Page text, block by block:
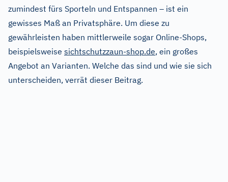
zumindest fürs Sporteln und Entspannen – ist ein
gewisses Maß an Privatsphäre. Um diese zu
gewährleisten haben mittlerweile sogar Online-Shops,
beispielsweise sichtschutzzaun-shop.de, ein großes
Angebot an Varianten. Welche das sind und wie sie sich
unterscheiden, verrät dieser Beitrag.